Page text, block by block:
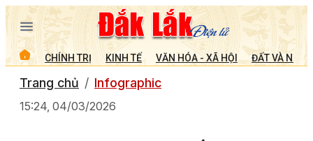
CHÍNH TRỊ KINH TẾ VĂN HÓA - XÃ HỘI ĐẤT VÀ
Trang chủ Infographic
15:24, 04/03/2026